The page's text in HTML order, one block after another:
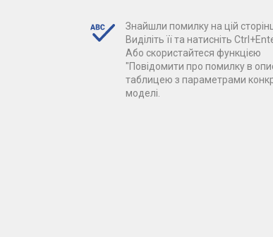
Знайшли помилку на цій
Виділіть її та натисніть
Або скористайтеся функцією
"Повідомити про помилку в
таблицею з параметрами
моделі.